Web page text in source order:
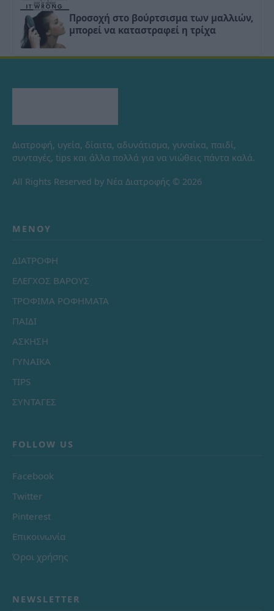
Προσοχή στο βούρτσισμα των μαλλιών,
μπορεί να καταστραφεί η τρίχα
Διατροφή, υγεία, δίαιτα, αδυνάτισμα, γυναίκα, παιδί,
συνταγές, tips και άλλα πολλά για να νιώθεις πάντα καλά.
All Rights Reserved by Νέα Διατροφής © 2026
ΜΕΝΟΎ
ΔΙΑΤΡΟΦΗ
ΕΛΕΓΧΟΣ ΒΑΡΟΥΣ
ΤΡΟΦΙΜΑ ΡΟΦΗΜΑΤΑ
ΠΑΙΔΙ
ΑΣΚΗΣΗ
ΓΥΝΑΙΚΑ
TIPS
ΣΥΝΤΑΓΕΣ
FOLLOW US
Facebook
Twitter
Pinterest
Επικοινωνία
Όροι χρήσης
NEWSLETTER